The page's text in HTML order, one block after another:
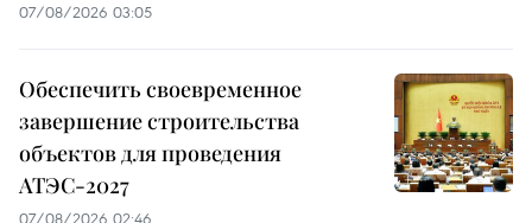
07/08/2026 03:05
Обеспечить своевременное
завершение строительства
объектов для проведения
АТЭС-2027
07/08/2026 02:46